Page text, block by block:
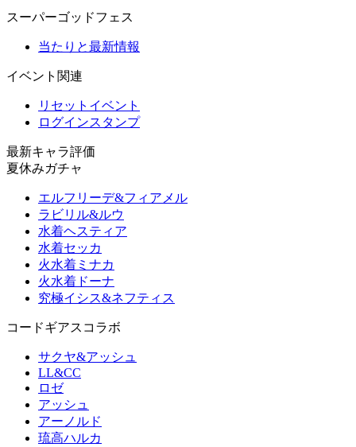
スーパーゴッドフェス
当たりと最新情報
イベント関連
リセットイベント
ログインスタンプ
最新キャラ評価
夏休みガチャ
エルフリーデ&フィアメル
ラビリル&ルウ
水着ヘスティア
水着セッカ
火水着ミナカ
火水着ドーナ
究極イシス&ネフティス
コードギアスコラボ
サクヤ&アッシュ
LL&CC
ロゼ
アッシュ
アーノルド
琉高ハルカ